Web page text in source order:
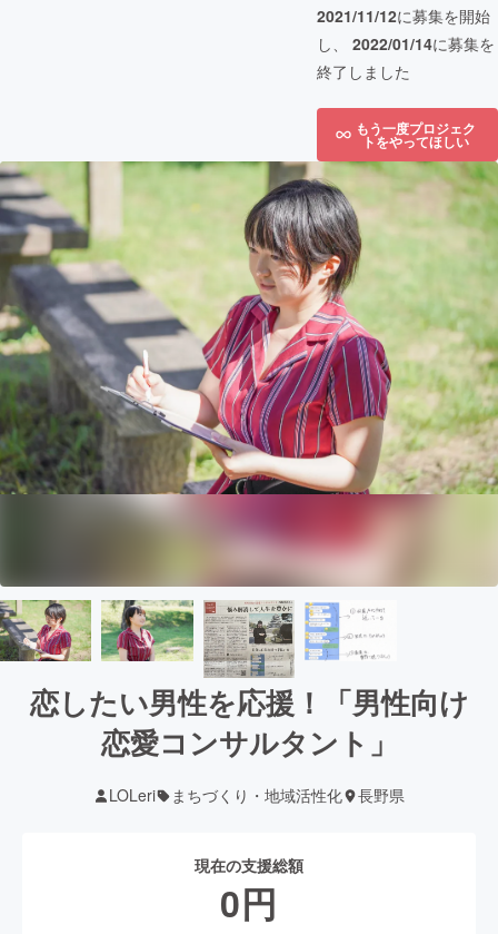
2021/11/12に募集を開始
し、 2022/01/14に募集を
終了しました
もう一度プロジェク
トをやってほしい
恋したい男性を応援！「男性向け
恋愛コンサルタント」
LOLeri まちづくり・地域活性化 長野県
現在の支援総額
0円